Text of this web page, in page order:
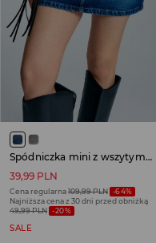
Spódniczka mini z wszytymi spodenkami granatowa
39,99 PLN
Cena regularna109,99 PLN -64%
Najniższa cena z 30 dni przed obniżką
49,99 PLN -20%
SALE